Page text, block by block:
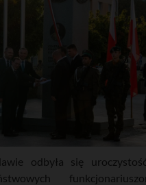
odbyła się